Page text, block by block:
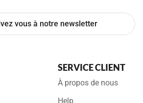
vous à notre newsletter
SERVICE CLIENT
À propos de nous
Help